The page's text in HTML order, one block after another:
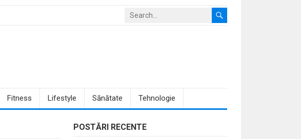
Fitness Lifestyle Sănătate Tehnologie
POSTĂRI RECENTE